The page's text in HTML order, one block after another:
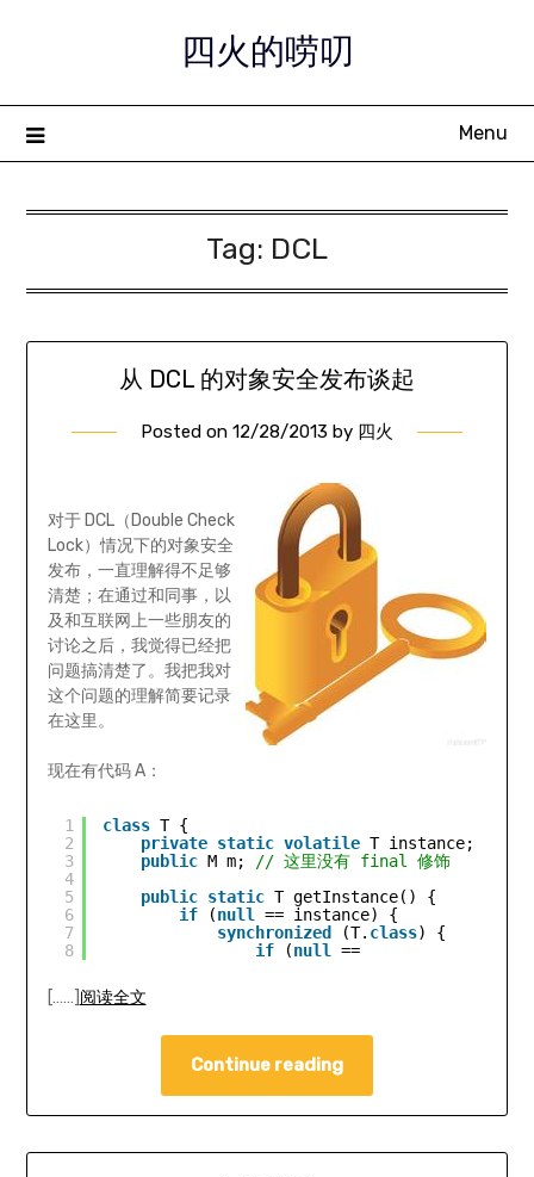
四火的唠叨
Menu
Tag: DCL
从 DCL 的对象安全发布谈起
Posted on 12/28/2013 by 四火
对于 DCL（Double Check
Lock）情况下的对象安全
发布，一直理解得不足够
清楚；在通过和同事，以
及和互联网上一些朋友的
讨论之后，我觉得已经把
问题搞清楚了。我把我对
这个问题的理解简要记录
在这里。
现在有代码 A：
1
2
3
4
5
6
7
8
class T {
private static volatile T instance;
public M m;
// 这里没有 final 修饰
public static T getInstance() {
if
(null
== instance) {
synchronized
(T. class) {
if
(null ==
[……] 阅读全文
Continue reading